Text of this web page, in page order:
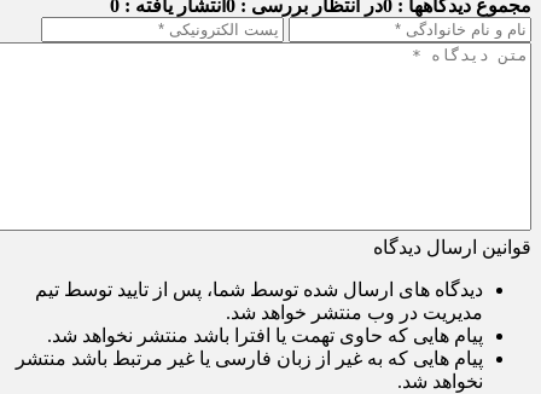
مجموع دیدگاهها : 0 در انتظار بررسی : 0 انتشار یافته : 0
قوانین ارسال دیدگاه
دیدگاه های ارسال شده توسط شما، پس از تایید توسط تیم
مدیریت در وب منتشر خواهد شد.
پیام هایی که حاوی تهمت یا افترا باشد منتشر نخواهد شد.
پیام هایی که به غیر از زبان فارسی یا غیر مرتبط باشد منتشر
نخواهد شد.